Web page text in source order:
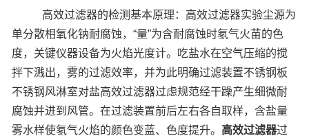
高效过滤器的检测基本原理：高效过滤器实验尘源为
单分散相氧化钠耐腐蚀，“量”为含耐腐蚀时氡气火苗的色
度，关键仪器设备为火焰光度计。吃盐水在空气压缩的搅
拌下溅出，雾的过滤效率，并为此明确过滤装置不锈钢板
不锈钢风淋室对盐高效过滤器过虑规范经干躁产生细微耐
腐蚀并进到风管。在过滤装置前后左右各自取样，含盐量
雾水样使氡气火焰的颜色变蓝、色度提升。 高效过滤器过